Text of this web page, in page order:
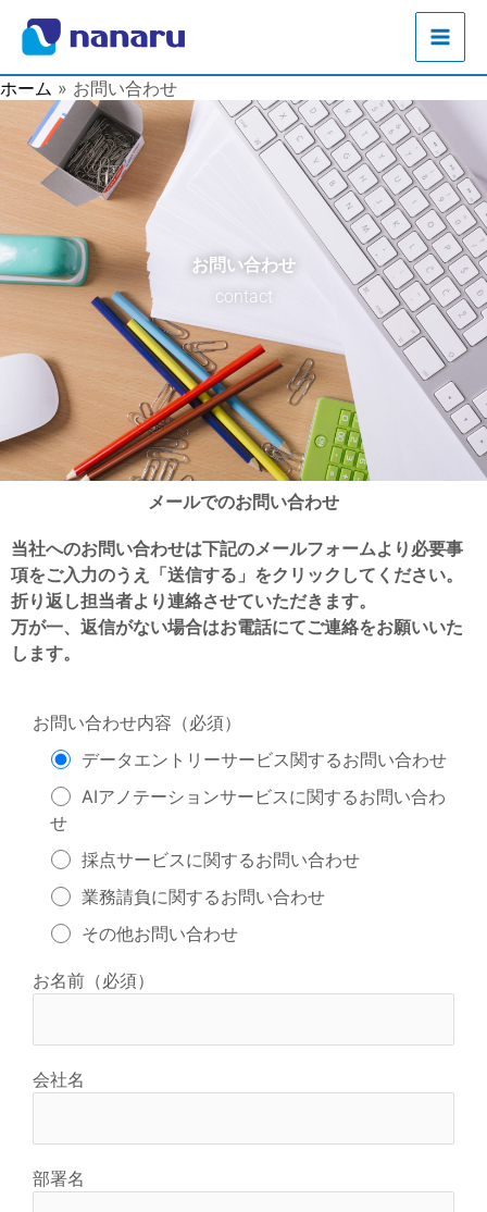
ス
ッ
プ
ホーム お問い合わせ
お問い合わせ
contact
メールでのお問い合わせ
当社へのお問い合わせは下記のメールフォームより必要事
項をご入力のうえ「送信する」をクリックしてください。
折り返し担当者より連絡させていただきます。
万が一、返信がない場合はお電話にてご連絡をお願いいた
します。
お問い合わせ内容（必須）
データエントリーサービス関するお問い合わせ
AIアノテーションサービスに関するお問い合わ
せ
採点サービスに関するお問い合わせ
業務請負に関するお問い合わせ
その他お問い合わせ
お名前（必須）
会社名
部署名